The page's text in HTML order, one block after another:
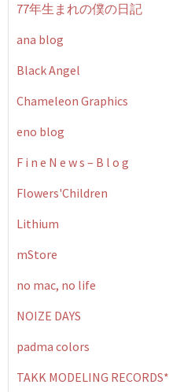
77年生まれの僕の日記
ana blog
Black Angel
Chameleon Graphics
eno blog
F i n e N e w s – B l o g
Flowers'Children
Lithium
mStore
no mac, no life
NOIZE DAYS
padma colors
TAKK MODELING RECORDS*